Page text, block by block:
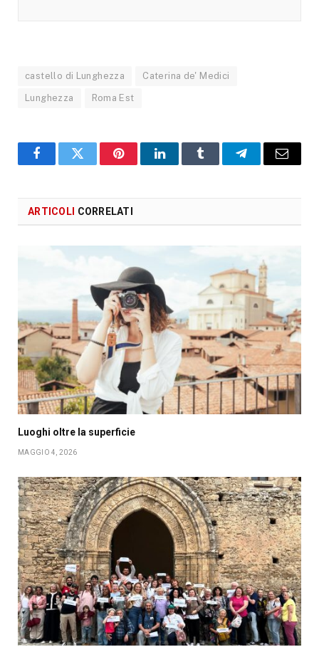
castello di Lunghezza Caterina de' Medici
Lunghezza Roma Est
Facebook
X PinterestLinkedInTumblr TelegramEmail
ARTICOLI CORRELATI
Luoghi oltre la superficie
MAGGIO 4, 2026